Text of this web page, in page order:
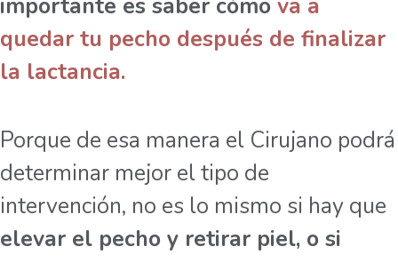
importante es saber cómo va a
quedar tu pecho después de finalizar
la lactancia.
Porque de esa manera el Cirujano podrá
determinar mejor el tipo de
intervención, no es lo mismo si hay que
elevar el pecho y retirar piel, o si